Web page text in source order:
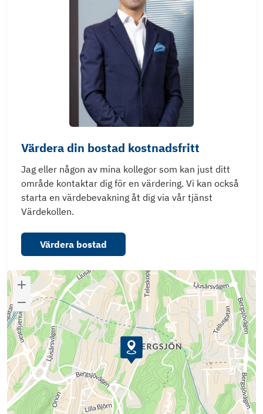
Värdera din bostad kostnadsfritt
Jag eller någon av mina kollegor som kan just ditt
område kontaktar dig för en värdering. Vi kan också
starta en värdebevakning åt dig via vår tjänst
Värdekollen.
Värdera bostad